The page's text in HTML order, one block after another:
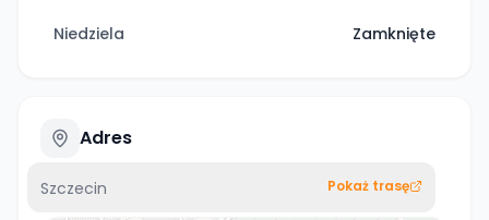
Niedziela Zamknięte
Adres
Szczecin Pokaż trasę